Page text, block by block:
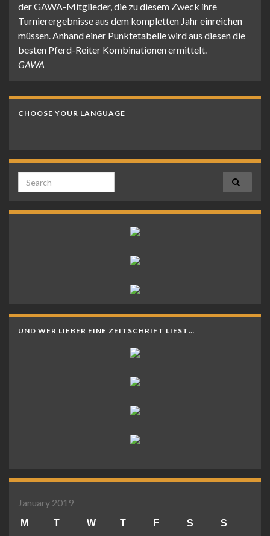
der GAWA-Mitglieder, die zu diesem Zweck ihre
Turnierergebnisse aus dem kompletten Jahr einreichen
müssen. Anhand einer Punktetabelle wird aus diesen die
besten Pferd-Reiter Kombinationen ermittelt.
GAWA
CHOOSE YOUR LANGUAGE
Search for:
UND WER LIEBER EINE ZEITSCHRIFT LIEST…
January 2019
M T W T F S
S